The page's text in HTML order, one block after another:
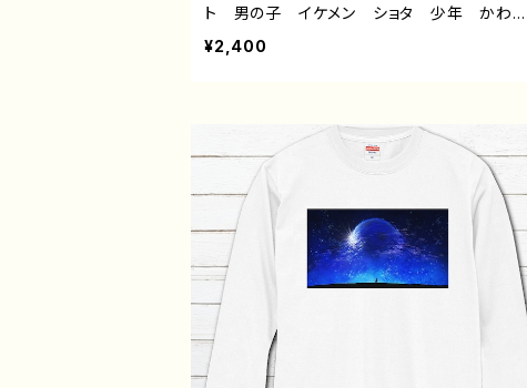
ト 男の子 イケメン ショタ 少年 かわい
い かっこいい エモい 黒髪 個性的 おす
すめ 人気 イラストレーター 絵師 オリジ
部 作：風邪早僕（ぼく）
¥2,400